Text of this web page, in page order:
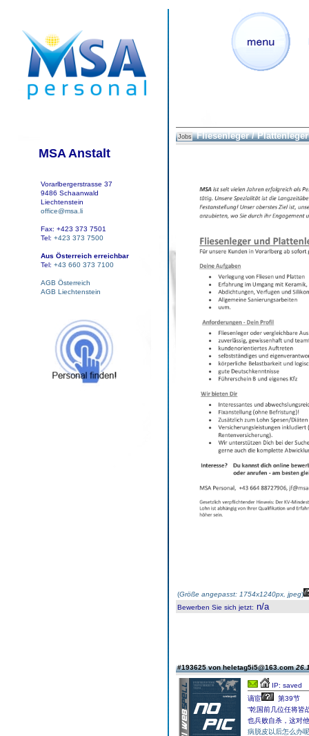
MSA Anstalt
Vorarlbergerstrasse 37
9486 Schaanwald
Liechtenstein
office@msa.li
Fax: +423 373 7501
Tel: +423 373 7500
Aus Österreich erreichbar
Tel: +43 660 373 7100
AGB Österreich
AGB Liechtenstein
Jobs Fliesenleger / Plattenleger
(Größe angepasst: 1754x1240px, jpeg)
Bewerben Sie sich jetzt: n/a
#193625 von heletag5i5@163.com
IP: saved
谪宦
第39节
“乾国前几位任将皆
也兵败自杀，这对
病脱皮以后怎么办呢